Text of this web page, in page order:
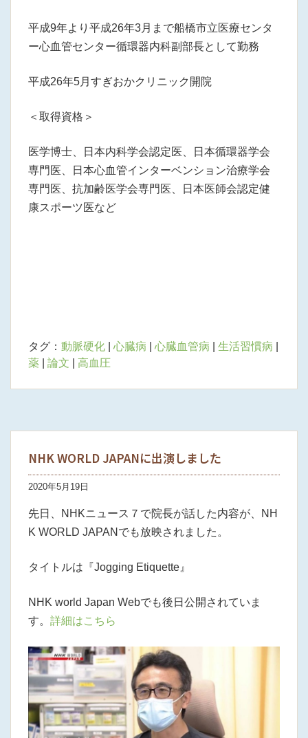
平成9年より平成26年3月まで船橋市立医療センタ
ー心血管センター循環器内科副部長として勤務
平成26年5月すぎおかクリニック開院
＜取得資格＞
医学博士、日本内科学会認定医、日本循環器学会
専門医、日本心血管インターベンション治療学会
専門医、抗加齢医学会専門医、日本医師会認定健
康スポーツ医など
タグ： 動脈硬化 心臓病 心臓血管病 生活習慣病
薬
論文 高血圧
NHK WORLD JAPANに出演しました
2020年5月19日
先日、NHKニュース７で院長が話した内容が、NH
K WORLD JAPANでも放映されました。
タイトルは『Jogging Etiquette』
NHK world Japan Webでも後日公開されていま
す。 詳細はこちら